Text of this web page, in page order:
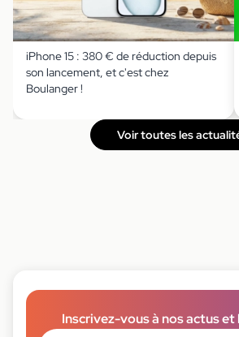
iPhone 15 : 380 € de réduction depuis
son lancement, et c'est chez
Boulanger !
Voir toutes les
Inscrivez-vous à nos actus et